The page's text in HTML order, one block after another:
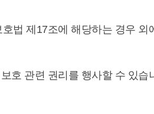
법 제17조에 해당하는 경우 외
호 관련 권리를 행사할 수 있습